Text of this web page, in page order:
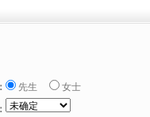
先生
女士